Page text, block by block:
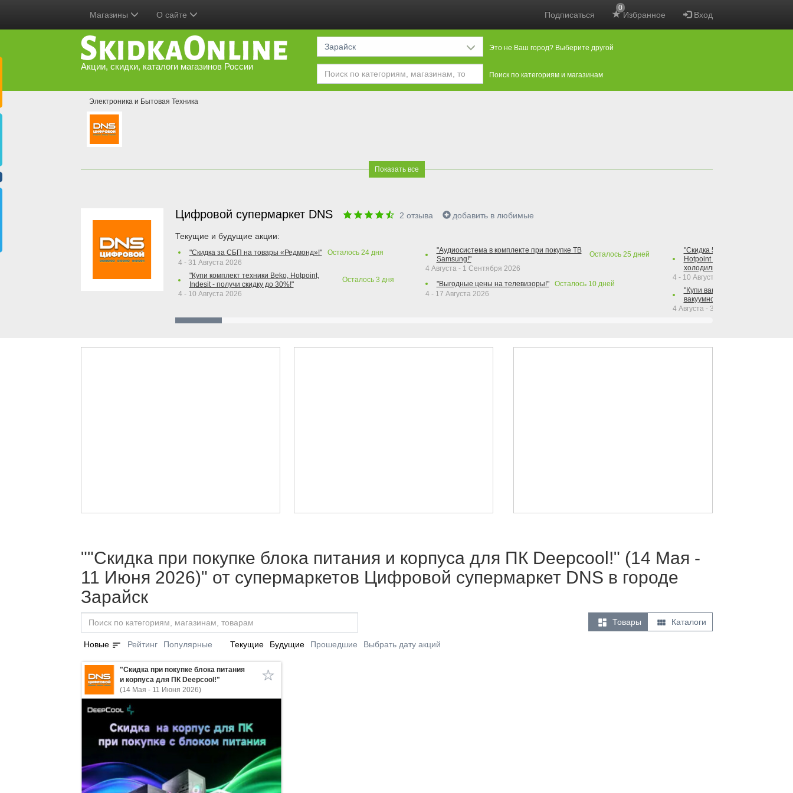
Подписаться Избранное
0
Вход
Магазины О сайте
Акции, скидки, каталоги магазинов России
Зарайск Это не Ваш город? Выберите другой
Поиск по категориям и магазинам
Электроника и Бытовая Техника
Показать все
Цифровой супермаркет DNS 2 отзыва добавить в любимые
Текущие и будущие акции:
"Скидка за СБП на товары «Редмонд»!" Осталось 24дня
4 - 31 Августа 2026
"Купи комплект техники Beko, Hotpoint,
Indesit - получи скидку до 30%!"
Осталось 3 дня
4 - 10 Августа 2026
"Аудиосистема в комплекте при покупке ТВ
Samsung!"
Осталось 25 дней
4 Августа - 1 Сентября 2026
"Выгодные цены на телевизоры!"
Осталось 10дней
4 - 17 Августа 2026
"Скидка 50% на варочную
Hotpoint при покупке духового
холодильника Hotpoint!"
4 - 10 Августа 2026
"Купи вакуумный упаковщик +
вакуумного упаковщика =
4 Августа - 30 Сентября 2026
""Скидка при покупке блока питания и корпуса для ПК Deepcool!" (14 Мая -
11 Июня 2026)" от супермаркетов Цифровой супермаркет DNS в городе
Зарайск
 Товары  Каталоги
Новые sort Рейтинг Популярные Текущие Будущие Прошедшие Выбрать дату акций
"Скидка при покупке блока питания
и корпуса для ПК Deepcool!"
(14 Мая - 11 Июня 2026)